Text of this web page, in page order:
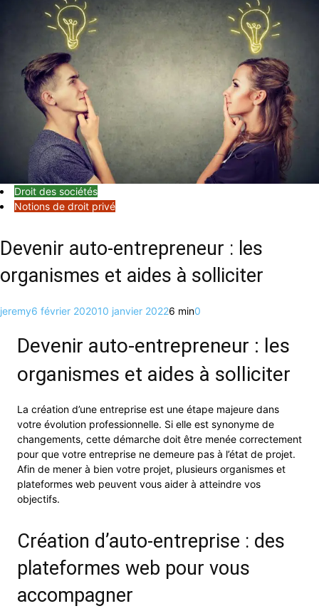
Droit des sociétés
Notions de droit privé
Devenir auto-entrepreneur : les
organismes et aides à solliciter
jeremy6 février 202010 janvier 20226 min0
Devenir auto-entrepreneur : les
organismes et aides à solliciter
La création d’une entreprise est une étape majeure dans
votre évolution professionnelle. Si elle est synonyme de
changements, cette démarche doit être menée correctement
pour que votre entreprise ne demeure pas à l’état de projet.
Afin de mener à bien votre projet, plusieurs organismes et
plateformes web peuvent vous aider à atteindre vos
objectifs.
Création d’auto-entreprise : des
plateformes web pour vous
accompagner